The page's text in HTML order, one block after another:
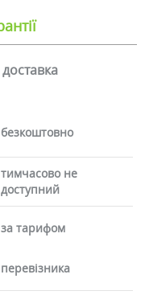
безкоштовно
тимчасово не
доступний
за тарифом
перевізника